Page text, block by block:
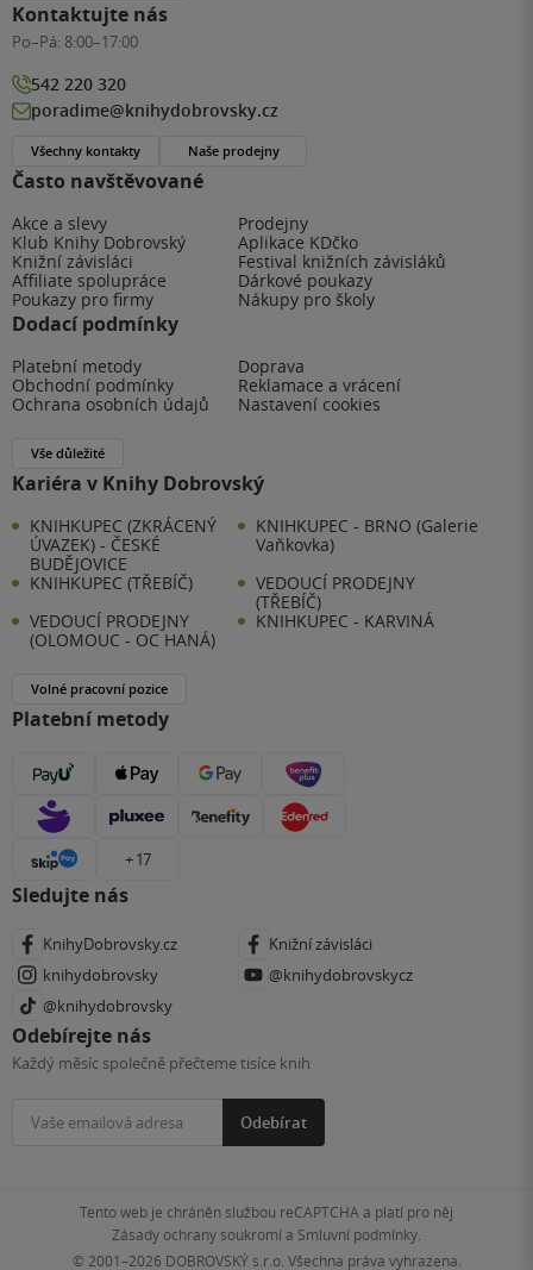
Často navštěvované
Akce a slevy
Prodejny
Klub Knihy Dobrovský
Aplikace KDčko
Knižní závisláci
Festival knižních závisláků
Affiliate spolupráce
Dárkové poukazy
Poukazy pro firmy
Nákupy pro školy
Dodací podmínky
Platební metody
Doprava
Obchodní podmínky
Reklamace a vrácení
Ochrana osobních údajů
Nastavení cookies
Vše důležité
Kariéra v Knihy Dobrovský
KNIHKUPEC (ZKRÁCENÝ
ÚVAZEK) - ČESKÉ
BUDĚJOVICE
KNIHKUPEC - BRNO (Galerie
Vaňkovka)
KNIHKUPEC (TŘEBÍČ)
VEDOUCÍ PRODEJNY
(TŘEBÍČ)
VEDOUCÍ PRODEJNY
(OLOMOUC - OC HANÁ)
KNIHKUPEC - KARVINÁ
Volné pracovní pozice
Platební metody
+ 17
Sledujte nás
KnihyDobrovsky.cz
Knižní závisláci
knihydobrovsky
@knihydobrovskycz
@knihydobrovsky
Odebírejte nás
Každý měsíc společně přečteme tisíce knih
Odebírat
Kontaktujte nás
Po–Pá: 8:00–17:00
542 220 320
poradime@knihydobrovsky.cz
Všechny kontakty Naše prodejny
Tento web je chráněn službou reCAPTCHA a platí pro něj
Zásady ochrany soukromía Smluvní podmínky.
© 2001–2026 DOBROVSKÝ s.r.o. Všechna práva vyhrazena.